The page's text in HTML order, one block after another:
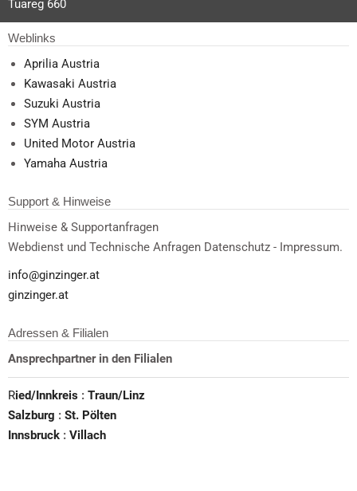
Tuareg 660
Weblinks
Aprilia Austria
Kawasaki Austria
Suzuki Austria
SYM Austria
United Motor Austria
Yamaha Austria
Support & Hinweise
Hinweise & Supportanfragen
Webdienst und Technische Anfragen Datenschutz - Impressum.
info@ginzinger.at
ginzinger.at
Adressen & Filialen
Ansprechpartner in den Filialen
Ried/Innkreis : Traun/Linz
Salzburg : St. Pölten
Innsbruck : Villach